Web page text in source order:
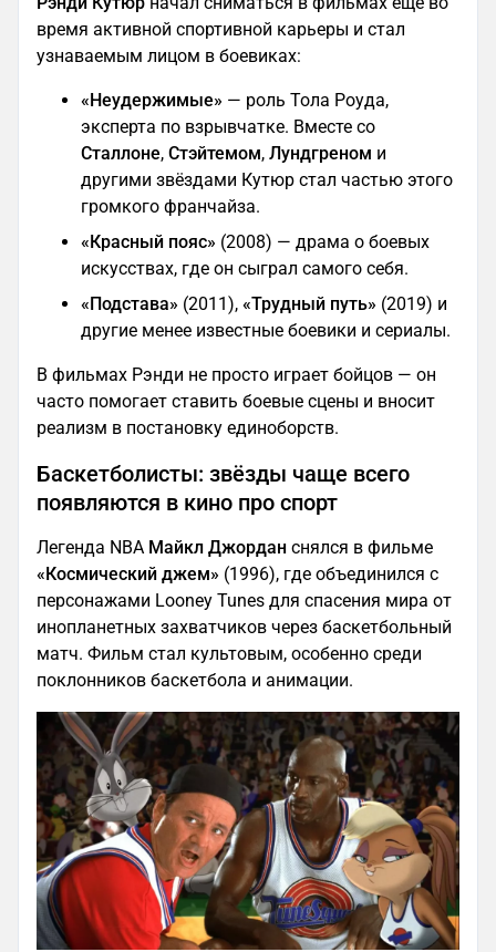
время активной спортивной карьеры и стал
узнаваемым лицом в боевиках:
«Неудержимые» — роль Тола Роуда,
эксперта по взрывчатке. Вместе со
Сталлоне, Стэйтемом, Лундгреном и
другими звёздами Кутюр стал частью этого
громкого франчайза.
«Красный пояс» (2008) — драма о боевых
искусствах, где он сыграл самого себя.
«Подстава» (2011), «Трудный путь» (2019) и
другие менее известные боевики и сериалы.
В фильмах Рэнди не просто играет бойцов — он
часто помогает ставить боевые сцены и вносит
реализм в постановку единоборств.
Баскетболисты: звёзды чаще всего
появляются в кино про спорт
Легенда NBA Майкл Джордан снялся в фильме
«Космический джем» (1996), где объединился с
персонажами Looney Tunes для спасения мира от
инопланетных захватчиков через баскетбольный
матч. Фильм стал культовым, особенно среди
поклонников баскетбола и анимации.